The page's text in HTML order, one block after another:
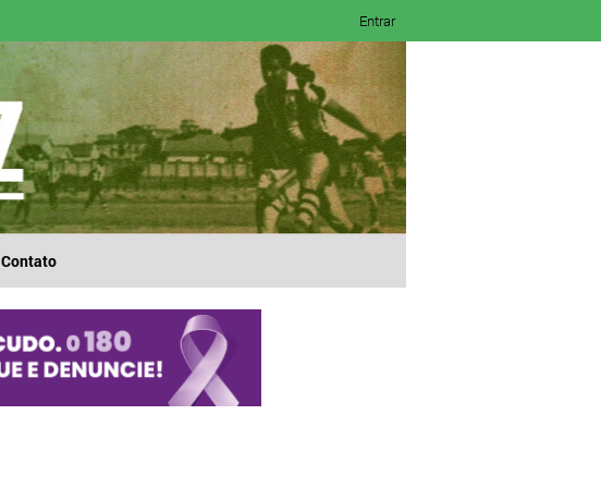
Entrar
Contato